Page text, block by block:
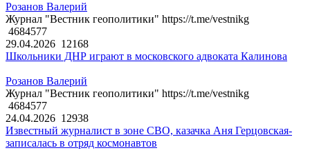
Розанов Валерий
Журнал "Вестник геополитики" https://t.me/vestnikg
4684577
29.04.2026 12168
Школьники ДНР играют в московского адвоката Калинова
Розанов Валерий
Журнал "Вестник геополитики" https://t.me/vestnikg
4684577
24.04.2026 12938
Известный журналист в зоне СВО, казачка Аня Герцовская-
записалась в отряд космонавтов